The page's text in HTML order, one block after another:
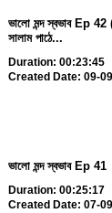
ভালো মন্দ স্বভাব Ep 42
সালাম পাঠে...
Duration: 00:23:45
Created Date: 09-
ভালো মন্দ স্বভাব Ep 41
Duration: 00:25:17
Created Date: 07-